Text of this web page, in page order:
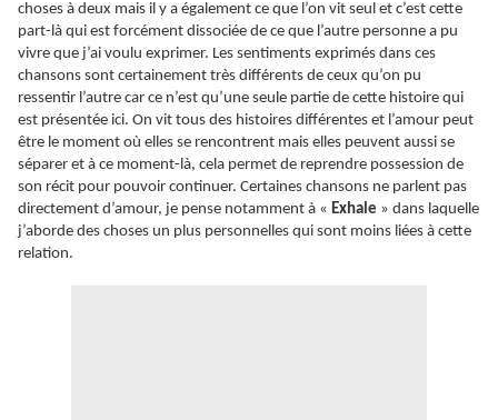
choses à deux mais il y a également ce que l’on vit seul et c’est cette
part-là qui est forcément dissociée de ce que l’autre personne a pu
vivre que j’ai voulu exprimer. Les sentiments exprimés dans ces
chansons sont certainement très différents de ceux qu’on pu
ressentir l’autre car ce n’est qu’une seule partie de cette histoire qui
est présentée ici. On vit tous des histoires différentes et l’amour peut
être le moment où elles se rencontrent mais elles peuvent aussi se
séparer et à ce moment-là, cela permet de reprendre possession de
son récit pour pouvoir continuer. Certaines chansons ne parlent pas
directement d’amour, je pense notamment à « Exhale » dans laquelle
j’aborde des choses un plus personnelles qui sont moins liées à cette
relation.